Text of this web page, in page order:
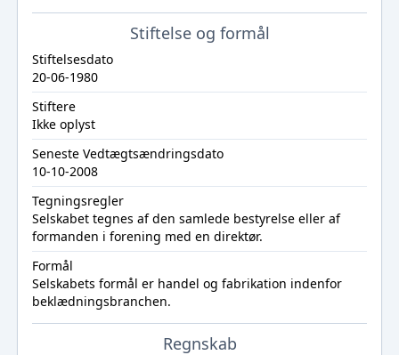
Stiftelse og formål
Stiftelsesdato
20-06-1980
Stiftere
Ikke oplyst
Seneste Vedtægtsændringsdato
10-10-2008
Tegningsregler
Selskabet tegnes af den samlede bestyrelse eller af
formanden i forening med en direktør.
Formål
Selskabets formål er handel og fabrikation indenfor
beklædningsbranchen.
Regnskab